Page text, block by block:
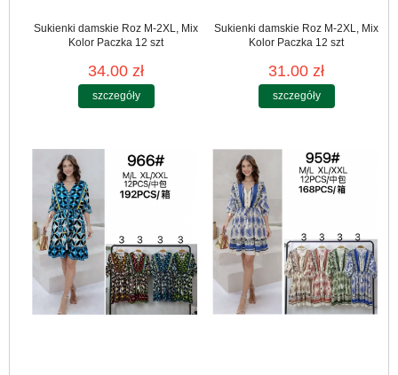
Sukienki damskie Roz M-2XL, Mix
Kolor Paczka 12 szt
34.00 zł
szczegóły
Sukienki damskie Roz M-2XL, Mix
Kolor Paczka 12 szt
31.00 zł
szczegóły